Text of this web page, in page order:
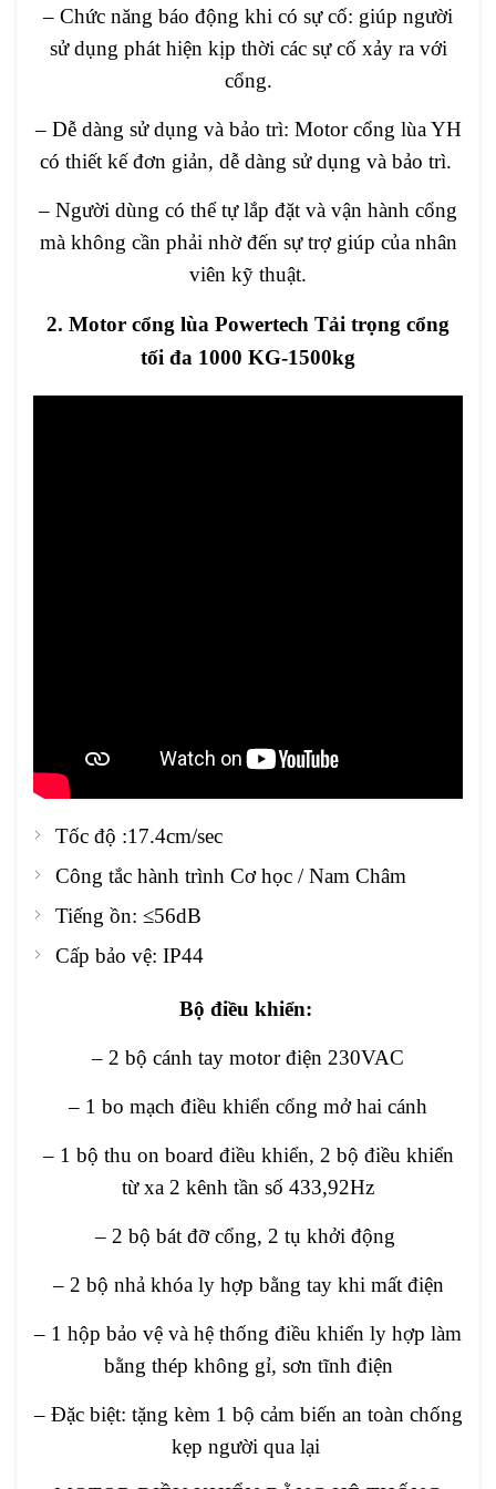
– Chức năng báo động khi có sự cố: giúp người
sử dụng phát hiện kịp thời các sự cố xảy ra với
cổng.
– Dễ dàng sử dụng và bảo trì: Motor cổng lùa YH
có thiết kế đơn giản, dễ dàng sử dụng và bảo trì.
– Người dùng có thể tự lắp đặt và vận hành cổng
mà không cần phải nhờ đến sự trợ giúp của nhân
viên kỹ thuật.
2. Motor cổng lùa Powertech Tải trọng cổng
tối đa 1000 KG-1500kg
Tốc độ :17.4cm/sec
Công tắc hành trình Cơ học / Nam Châm
Tiếng ồn: ≤56dB
Cấp bảo vệ: IP44
Bộ điều khiển:
– 2 bộ cánh tay motor điện 230VAC
– 1 bo mạch điều khiển cổng mở hai cánh
– 1 bộ thu on board điều khiển, 2 bộ điều khiển
từ xa 2 kênh tần số 433,92Hz
– 2 bộ bát đỡ cổng, 2 tụ khởi động
– 2 bộ nhả khóa ly hợp bằng tay khi mất điện
– 1 hộp bảo vệ và hệ thống điều khiển ly hợp làm
bằng thép không gỉ, sơn tĩnh điện
– Đặc biệt: tặng kèm 1 bộ cảm biến an toàn chống
kẹp người qua lại